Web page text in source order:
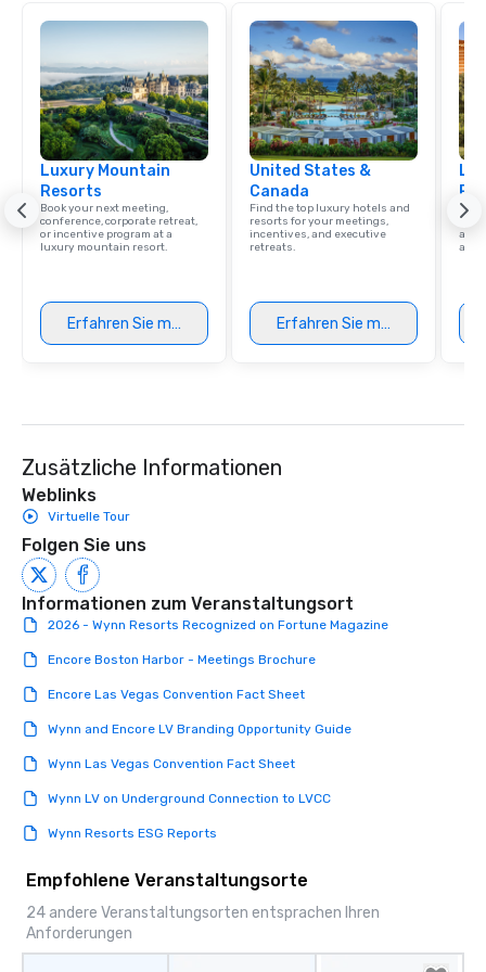
Luxury Mountain
Resorts
Book your next meeting,
conference, corporate retreat,
or incentive program at a
luxury mountain resort.
Erfahren Sie mehr
United States &
Canada
Find the top luxury hotels and
resorts for your meetings,
incentives, and executive
retreats.
Erfahren Sie mehr
with
and
Zusätzliche Informationen
Weblinks
Virtuelle Tour
Folgen Sie uns
Informationen zum Veranstaltungsort
2026 - Wynn Resorts Recognized on Fortune Magazine
Encore Boston Harbor - Meetings Brochure
Encore Las Vegas Convention Fact Sheet
Wynn and Encore LV Branding Opportunity Guide
Wynn Las Vegas Convention Fact Sheet
Wynn LV on Underground Connection to LVCC
Wynn Resorts ESG Reports
Empfohlene Veranstaltungsorte
24 andere Veranstaltungsorten entsprachen Ihren
Anforderungen